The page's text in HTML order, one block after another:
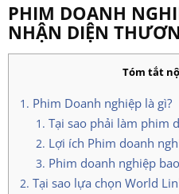
PHIM DOANH
NHẬN DIỆN
Tóm tắt
Phim Doanh nghiệp là gì?
Tại sao phải làm phim
Lợi ích Phim doanh
Phim doanh nghiệp
Tại sao lựa chọn World